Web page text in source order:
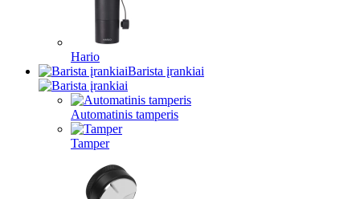
Hario
Barista įrankiai
Automatinis tamperis
Tamper